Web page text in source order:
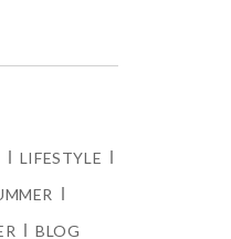
LIFESTYLE
BLOG